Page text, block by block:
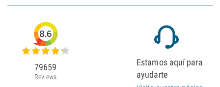
8.6
79659
Reviews
Estamos aquí para
ayudarte